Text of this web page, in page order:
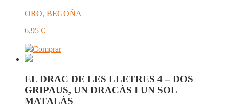
ORO, BEGOÑA
6,95 €
Comprar
EL DRAC DE LES LLETRES 4 – DOS
GRIPAUS, UN DRACÀS I UN SOL
MATALÀS